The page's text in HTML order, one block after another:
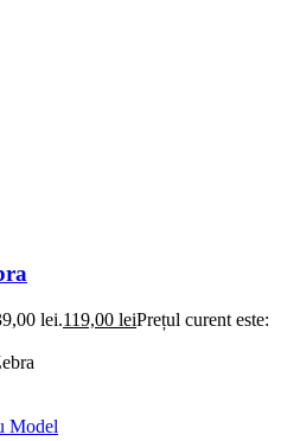
lei.119,00 leiPrețul curent este: